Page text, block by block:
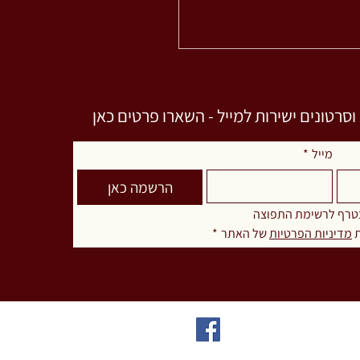
ישירות למייל - השארו פרטים כאן
מייל *
הרשמה כאן
לרשימת התפוצה
מדיניות הפרטיות של האתר *